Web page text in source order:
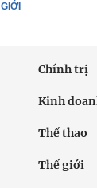
Chính trị
Kinh
Thể thao
Thế giới